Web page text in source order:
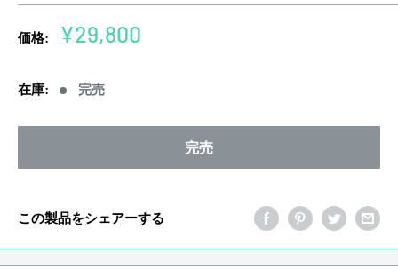
価格:
販
価
格
¥29,800
在庫: 完売
完売
この製品をシェアーする